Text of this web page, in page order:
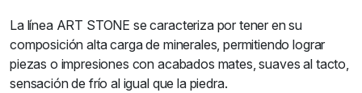
La línea ART STONE se caracteriza por tener en su
composición alta carga de minerales, permitiendo lograr
piezas o impresiones con acabados mates, suaves al tacto,
sensación de frío al igual que la piedra.